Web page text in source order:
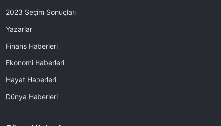
2023 Seçim Sonuçları
Yazarlar
Finans Haberleri
Ekonomi Haberleri
Hayat Haberleri
Dünya Haberleri